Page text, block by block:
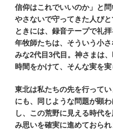
信仰はこれでいいのか」と
やさないで守ってきた人び
ときには、録音テープで礼
年牧師たちは、そういう小さ
みな2代目3代目。神さまは
時間をかけて、そんな実を実
東北は私たちの先を行って
にも、同じような問題が顕
し、この荒野に見える時代
み思いを確実に進めておら